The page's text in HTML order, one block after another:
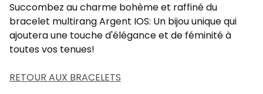
Succombez au charme bohème et raffiné du
bracelet multirang Argent IOS: Un bijou unique qui
ajoutera une touche d'élégance et de féminité à
toutes vos tenues!
RETOUR AUX BRACELETS